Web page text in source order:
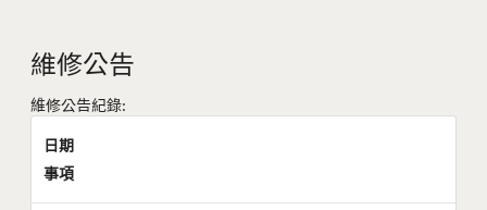
維修公告
維修公告紀錄:
日期
事項